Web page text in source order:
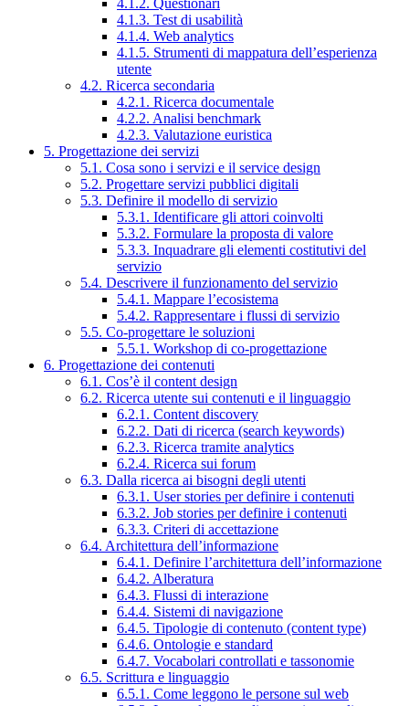
4.1.3. Test di usabilità
4.1.4. Web analytics
4.1.5. Strumenti di mappatura dell’esperienza
utente
4.2. Ricerca secondaria
4.2.1. Ricerca documentale
4.2.2. Analisi benchmark
4.2.3. Valutazione euristica
5. Progettazione dei servizi
5.1. Cosa sono i servizi e il service design
5.2. Progettare servizi pubblici digitali
5.3. Definire il modello di servizio
5.3.1. Identificare gli attori coinvolti
5.3.2. Formulare la proposta di valore
5.3.3. Inquadrare gli elementi costitutivi del
servizio
5.4. Descrivere il funzionamento del servizio
5.4.1. Mappare l’ecosistema
5.4.2. Rappresentare i flussi di servizio
5.5. Co-progettare le soluzioni
5.5.1. Workshop di co-progettazione
6. Progettazione dei contenuti
6.1. Cos’è il content design
6.2. Ricerca utente sui contenuti e il linguaggio
6.2.1. Content discovery
6.2.2. Dati di ricerca (search keywords)
6.2.3. Ricerca tramite analytics
6.2.4. Ricerca sui forum
6.3. Dalla ricerca ai bisogni degli utenti
6.3.1. User stories per definire i contenuti
6.3.2. Job stories per definire i contenuti
6.3.3. Criteri di accettazione
6.4. Architettura dell’informazione
6.4.1. Definire l’architettura dell’informazione
6.4.2. Alberatura
6.4.3. Flussi di interazione
6.4.4. Sistemi di navigazione
6.4.5. Tipologie di contenuto (content type)
6.4.6. Ontologie e standard
6.4.7. Vocabolari controllati e tassonomie
6.5. Scrittura e linguaggio
6.5.1. Come leggono le persone sul web